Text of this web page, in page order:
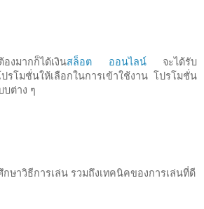
งมากก็ได้เงินสล็อต ออนไลน์จะได้รับ
รโมชั่นให้เลือกในการเข้าใช้งาน โปรโมชั่น
บต่าง ๆ
กษาวิธีการเล่น รวมถึงเทคนิคของการเล่นที่ดี